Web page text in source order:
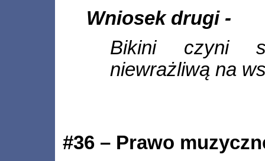
Wniosek drugi -
Bikini czyni
niewrażliwą na
#36 – Prawo